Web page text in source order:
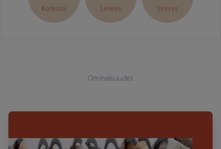
Korkeus Leveys Syvyys
Ominaisuudet